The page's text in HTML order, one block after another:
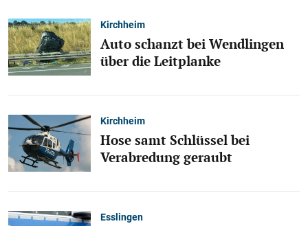
Kirchheim
Auto schanzt bei Wendlingen
über die Leitplanke
Kirchheim
Hose samt Schlüssel bei
Verabredung geraubt
Esslingen